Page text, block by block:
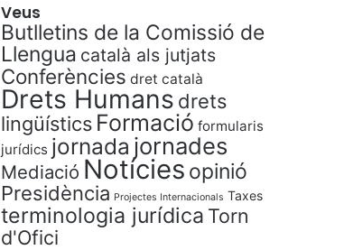
Veus
Butlletins de la Comissió de
Llengua català als jutjats
Conferències dret català
Drets Humans drets
lingüístics Formació formularis
jurídics jornada jornades
Mediació Notícies opinió
Presidència Projectes Internacionals Taxes
terminologia jurídica Torn
d'Ofici